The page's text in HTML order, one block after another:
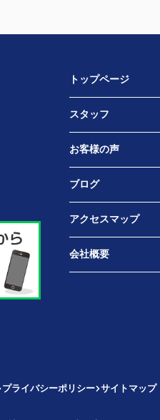
トップページ
スタッフ
お客様の声
ブログ
アクセスマップ
会社概要
プライバシーポリシー サイトマップ